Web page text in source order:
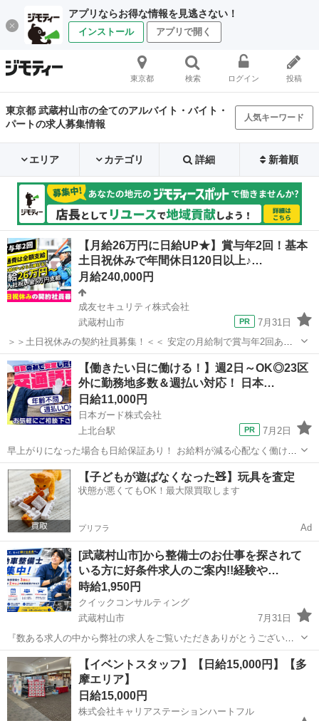
アプリならお得な情報を見逃さない！
インストール アプリで開く
東京都 検索 ログイン 投稿
東京都 武蔵村山市の全てのアルバイト・バイト・
パートの求人募集情報
人気キーワード
エリア カテゴリ 詳細 新着順
【月給26万円に日給UP★】賞与年2回！基本
土日祝休みで年間休日120日以上♪…
月給240,000円
成友セキュリティ株式会社
武蔵村山市
7月31日
＞＞土日祝休みの契約社員募集！＜＜ 安定の月給制で賞与年2回あ
り！ 未経験でも月給26万円～スタート可能◎ 夜勤や検定路線手当でさ
らに収入UPを目指せます！ ＼「安定した収入を得たい！」「プライベ
ートも大切にしたい！」という...
東京 武蔵村山市 警備員 土日
【働きたい日に働ける！】週2日～OK◎23区
外に勤務地多数＆週払い対応！ 日本…
日給11,000円
日本ガード株式会社
上北台駅
7月2日
早上がりになった場合も日給保証あり！ お給料が減る心配なく働けま
す♪ 週2日からの自由シフト☆ 直行直帰OK！早上がりでも日給保証あ
り◎ 勤務が早く終了した場合も日給保証があるので、安定した収入を
得られます◎ 現場への直行...
東京 武蔵村山市 上北台駅 警備員
【子どもが遊ばなくなった🧸】玩具を査定
状態が悪くてもOK！最大限買取します
プリフラ Ad
[武蔵村山市]から整備士のお仕事を探されて
いる方に好条件求人のご案内!!経験や…
時給1,950円
クイックコンサルティング
武蔵村山市
7月31日
『数ある求人の中から弊社の求人をご覧いただきありがとうございま
す!!』 全国に様々な求人を5万件以上取り扱っておりご希望条件やご状
況に応じてマッチしそうな求人をご案内いたします!! 応募前に相談だ
けしてみたい方やどんな求...
東京 武蔵村山市 工場 スタッフ
【イベントスタッフ】【日給15,000円】【多
摩エリア】
日給15,000円
株式会社キャリアステーションハートフル